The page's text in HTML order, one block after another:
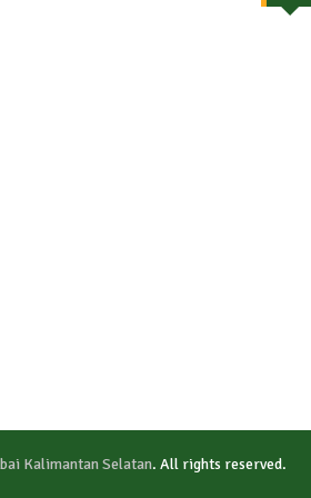
Kalimantan Selatan. All rights reserved.